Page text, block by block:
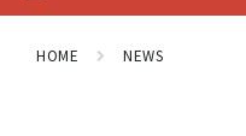
HOME NEWS